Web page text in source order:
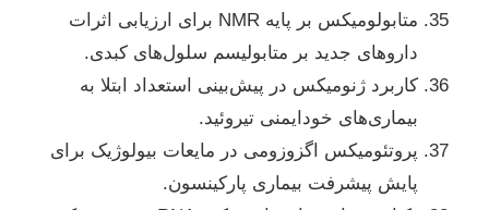
متابولومیکس بر پایه NMR برای ارزیابی اثرات
داروهای جدید بر متابولیسم سلول‌های کبدی.
کاربرد ژنومیکس در پیش‌بینی استعداد ابتلا به
بیماری‌های خودایمنی تیروئید.
پروتئومیکس اگزوزومی در مایعات بیولوژیک برای
پایش پیشرفت بیماری پارکینسون.